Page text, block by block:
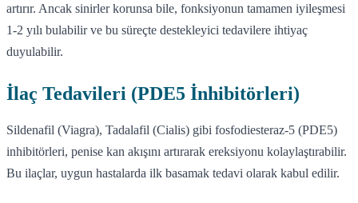
artırır. Ancak sinirler korunsa bile, fonksiyonun tamamen iyileşmesi
1-2 yılı bulabilir ve bu süreçte destekleyici tedavilere ihtiyaç
duyulabilir.
İlaç Tedavileri (PDE5 İnhibitörleri)
Sildenafil (Viagra), Tadalafil (Cialis) gibi fosfodiesteraz-5 (PDE5)
inhibitörleri, penise kan akışını artırarak ereksiyonu kolaylaştırabilir.
Bu ilaçlar, uygun hastalarda ilk basamak tedavi olarak kabul edilir.